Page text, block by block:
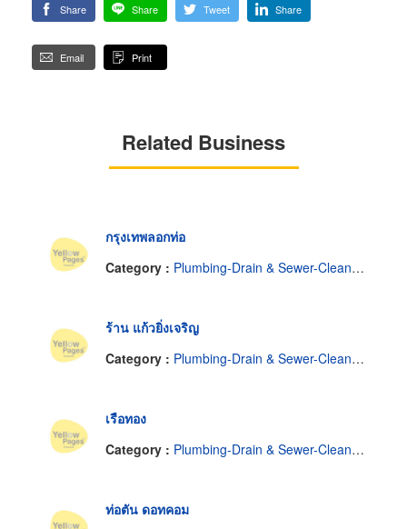
Share Share Tweet Share
Email Print
Related Business
กรุงเทพลอกท่อ
Category : Plumbing-Drain & Sewer-Cleaning
ร้าน แก้วยิ่งเจริญ
Category : Plumbing-Drain & Sewer-Cleaning
เรือทอง
Category : Plumbing-Drain & Sewer-Cleaning
ท่อตัน ดอทคอม